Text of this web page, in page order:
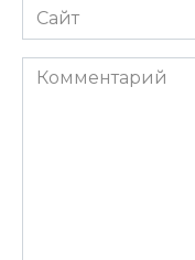
Сайт
Комментарий